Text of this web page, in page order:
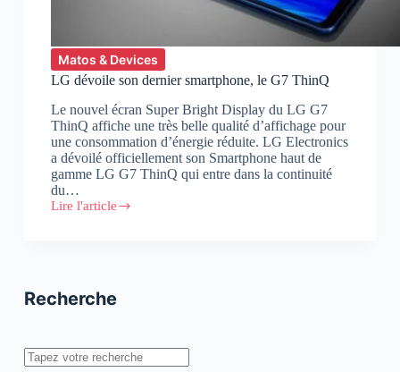
Matos & Devices
LG dévoile son dernier smartphone, le G7 ThinQ
Le nouvel écran Super Bright Display du LG G7
ThinQ affiche une très belle qualité d’affichage pour
une consommation d’énergie réduite. LG Electronics
a dévoilé officiellement son Smartphone haut de
gamme LG G7 ThinQ qui entre dans la continuité
du…
Lire l'article
LG
G7
Recherche
Rechercher